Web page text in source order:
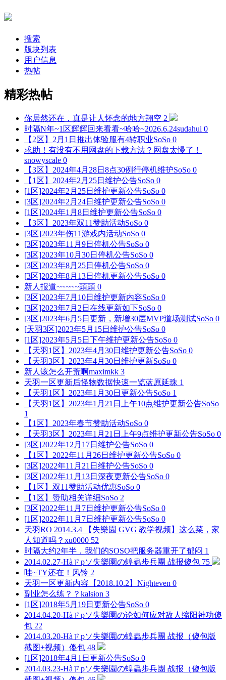
搜索
版块列表
用户信息
热帖
精彩热帖
你居然还在，真是让人怀念的地方翔空 2
时隔N年~1区辉辉回来看看~哈哈~2026.6.24sudahui 0
【2区】2月1日推出体验服有4转职业SoSo 0
求助！有没有不用网盘的下载方法？网盘太慢了！
snowyscale 0
【3区】2024年4月28日8点30例行停机维护SoSo 0
【1区】2024年2月25日维护公告SoSo 0
[1区]2024年2月25日维护更新公告SoSo 0
[3区]2024年2月24日维护更新公告SoSo 0
[1区]2024年1月8日维护更新公告SoSo 0
【3区】2023年双11赞助活动SoSo 0
[3区]2023年伤11游戏内活动SoSo 0
[3区]2023年11月9日停机公告SoSo 0
[3区]2023年10月30日停机公告SoSo 0
[3区]2023年8月25日停机公告SoSo 0
[3区]2023年8月13日停机更新公告SoSo 0
新人报道~~~~~頭頭 0
[3区]2023年7月10日维护更新内容SoSo 0
[3区]2023年7月2日在线更新如下SoSo 0
[3区]2023年6月5日更新，新增30层MVP道场测试SoSo 0
[天羽3区]2023年5月15日维护公告SoSo 0
[1区]2023年5月5日下午维护更新公告SoSo 0
【天羽1区】2023年4月30日维护更新公告SoSo 0
【天羽3区】2023年4月30日维护更新SoSo 0
新人该怎么开荒啊maximkk 3
天羽一区更新后怪物数据快速一览蓝原延珠 1
【天羽1区】2023年1月30日更新公告SoSo 1
【天羽1区】2023年1月21日上午10点维护更新公告SoSo
1
【1区】2023年春节赞助活动SoSo 0
【天羽3区】2023年1月21日上午9点维护更新公告SoSo 0
[3区]2022年12月17日维护公告SoSo 0
【1区】2022年11月26日维护更新公告SoSo 0
[3区]2022年11月21日维护公告SoSo 0
[3区]2022年11月13日深夜更新公告SoSo 0
【1区】双11赞助活动优惠SoSo 0
【1区】赞助相关详细SoSo 2
[3区]2022年11月7日维护更新公告SoSo 0
[1区]2022年11月7日维护更新公告SoSo 0
天羽RO 2014.3.4 【失樂園 GVG 教学视频】这么菜，家
人知道吗？ xu0000 52
时隔大约2年半，我们的SOSO把服务器重开了郁闷 1
2014.02.27-Нàㄗpソ失樂園の蝗蟲步兵團 战报傻包 75
哇~TY还在！ 风铃 2
天羽一区更新内容【2018.10.2】 Nighteven 0
副业怎么练？？ kalsion 3
[1区]2018年5月19日更新公告SoSo 0
2014.04.20-Нàㄗpソ失樂園の论如何应对敌人缩阳神功傻
包 22
2014.03.20-Нàㄗpソ失樂園の蝗蟲步兵團 战报（傻包版
截图+视频） 傻包 48
[1区]2018年4月1日更新公告SoSo 0
2014.03.23-Нàㄗpソ失樂園の蝗蟲步兵團 战报（傻包版